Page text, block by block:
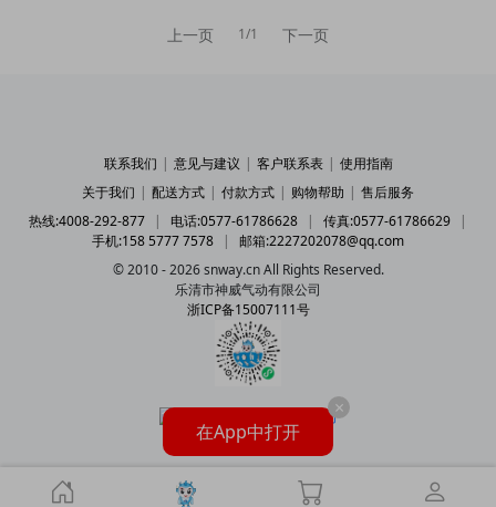
上一页 1/1 下一页
联系我们 | 意见与建议 | 客户联系表 | 使用指南
关于我们 | 配送方式 | 付款方式 | 购物帮助 | 售后服务
热线:4008-292-877
| 电话:0577-61786628 | 传真:0577-61786629
|
手机:158 5777 7578
|
邮箱:2227202078@qq.com
© 2010 - 2026 snway.cn All Rights Reserved.
乐清市神威气动有限公司
浙ICP备15007111号
在App中打开
×